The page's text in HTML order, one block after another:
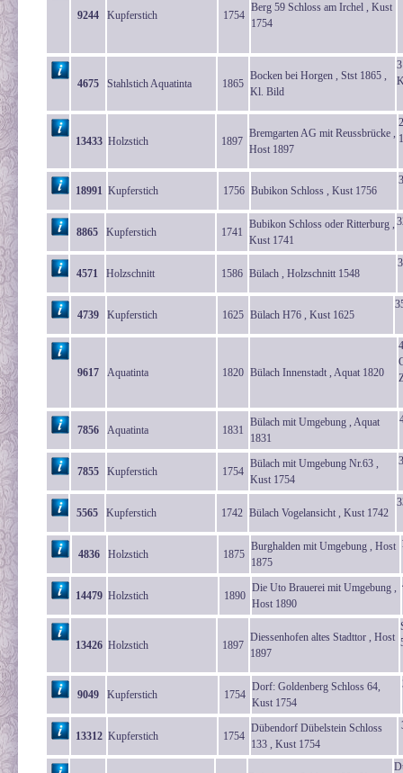
9244 Kupferstich 1754
Berg 59 Schloss am Irchel , Kust
1754
4675 Stahlstich Aquatinta 1865
Bocken bei Horgen , Stst 1865 ,
Kl. Bild
13433 Holzstich 1897
Bremgarten AG mit Reussbrücke ,
Host 1897
18991 Kupferstich 1756 Bubikon Schloss , Kust 1756
8865 Kupferstich 1741
Bubikon Schloss oder Ritterburg ,
Kust 1741
4571 Holzschnitt 1586 Bülach , Holzschnitt 1548
4739 Kupferstich 1625 Bülach H76 , Kust 1625
9617 Aquatinta 1820 Bülach Innenstadt , Aquat 1820
7856 Aquatinta 1831
Bülach mit Umgebung , Aquat
1831
7855 Kupferstich 1754
Bülach mit Umgebung Nr.63 ,
Kust 1754
5565 Kupferstich 1742 Bülach Vogelansicht , Kust 1742
4836 Holzstich 1875
Burghalden mit Umgebung , Host
1875
14479 Holzstich 1890
Die Uto Brauerei mit Umgebung ,
Host 1890
13426 Holzstich 1897
Diessenhofen altes Stadttor , Host
1897
9049 Kupferstich 1754
Dorf: Goldenberg Schloss 64,
Kust 1754
13312 Kupferstich 1754
Dübendorf Dübelstein Schloss
133 , Kust 1754